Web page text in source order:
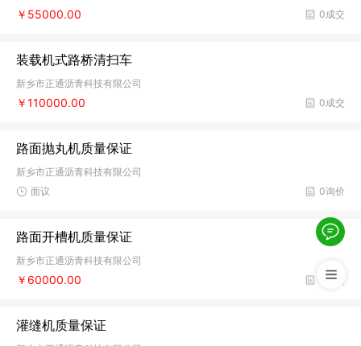
0成交
￥55000.00
装载机式路桥清扫车
新乡市正通沥青科技有限公司
0成交
￥110000.00
路面抛丸机质量保证
新乡市正通沥青科技有限公司
0询价
面议
路面开槽机质量保证
新乡市正通沥青科技有限公司
0成交
￥60000.00
灌缝机质量保证